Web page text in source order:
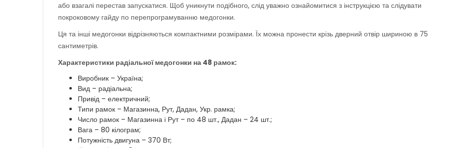
або взагалі перестав запускатися. Щоб уникнути подібного, слід уважно ознайомитися з інструкцією та слідувати
покроковому гайду по перепрограмуванню медогонки.
Ця та інші медогонки відрізняються компактними розмірами. Їх можна пронести крізь дверний отвір шириною в 75
сантиметрів.
Характеристики радіальної медогонки на 48 рамок:
Виробник – Україна;
Вид – радіальна;
Привід – електричний;
Типи рамок – Магазинна, Рут, Дадан, Укр. рамка;
Число рамок – Магазинна і Рут – по 48 шт., Дадан – 24 шт.;
Вага – 80 кілограм;
Потужність двигуна – 370 Вт;